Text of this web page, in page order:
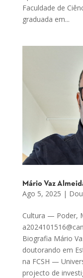
Faculdade de
graduada em...
Mário Vaz
Ago 5, 2025 |
Cultura — Poder,
Biografia Mário
doutorando em
na FCSH —
projecto de